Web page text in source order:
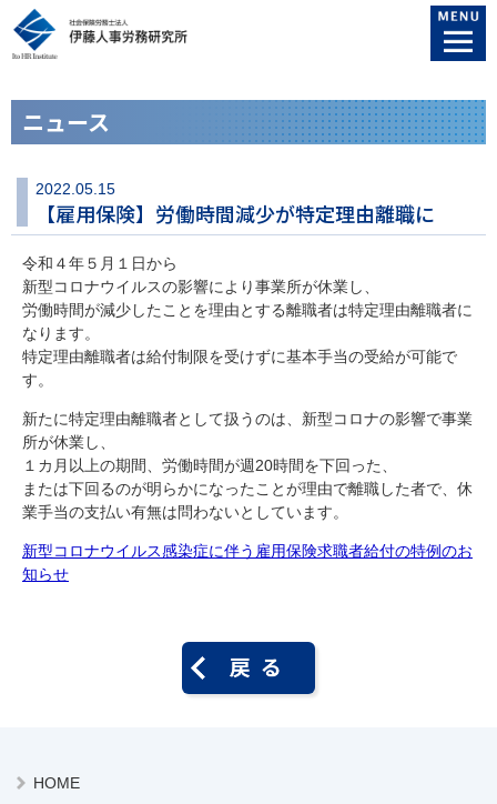
ニュース
2022.05.15
【雇用保険】労働時間減少が特定理由離職に
令和４年５月１日から
新型コロナウイルスの影響により事業所が休業し、
労働時間が減少したことを理由とする離職者は特定理由離職者に
なります。
特定理由離職者は給付制限を受けずに基本手当の受給が可能で
す。
新たに特定理由離職者として扱うのは、新型コロナの影響で事業
所が休業し、
１カ月以上の期間、労働時間が週20時間を下回った、
または下回るのが明らかになったことが理由で離職した者で、休
業手当の支払い有無は問わないとしています。
新型コロナウイルス感染症に伴う雇用保険求職者給付の特例のお
知らせ
HOME